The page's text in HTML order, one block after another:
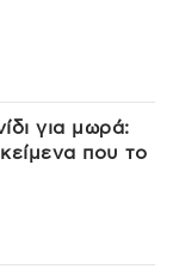
για μωρά:
που το